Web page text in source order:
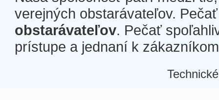
verejných obstarávateľov.
obstarávateľov. Pečať
prístupe a jednaní k